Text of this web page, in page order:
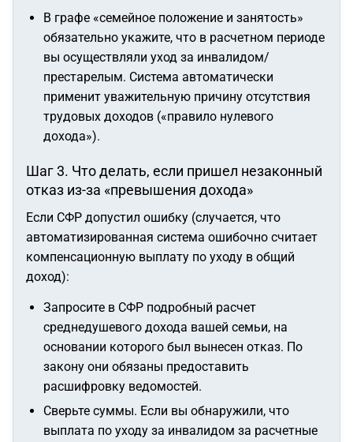
В графе «семейное положение и занятость»
обязательно укажите, что в расчетном периоде
вы осуществляли уход за инвалидом/
престарелым. Система автоматически
применит уважительную причину отсутствия
трудовых доходов («правило нулевого
дохода»).
Шаг 3. Что делать, если пришел незаконный
отказ из-за «превышения дохода»
Если СФР допустил ошибку (случается, что
автоматизированная система ошибочно считает
компенсационную выплату по уходу в общий
доход):
Запросите в СФР подробный расчет
среднедушевого дохода вашей семьи, на
основании которого был вынесен отказ. По
закону они обязаны предоставить
расшифровку ведомостей.
Сверьте суммы. Если вы обнаружили, что
выплата по уходу за инвалидом за расчетные